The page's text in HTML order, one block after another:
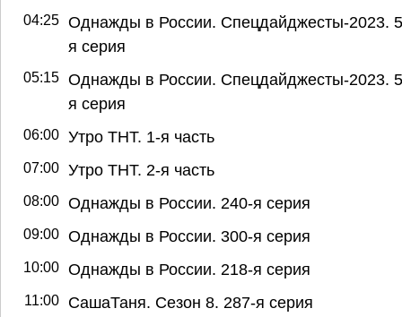
04:25 Однажды в России. Спецдайджесты-2023.
я серия
05:15 Однажды в России. Спецдайджесты-2023.
я серия
06:00 Утро ТНТ. 1-я часть
07:00 Утро ТНТ. 2-я часть
08:00 Однажды в России. 240-я серия
09:00 Однажды в России. 300-я серия
10:00 Однажды в России. 218-я серия
11:00 СашаТаня. Сезон 8. 287-я серия